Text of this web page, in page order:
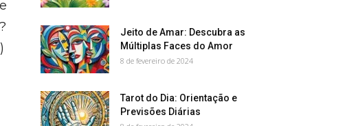
Jeito de Amar: Descubra as
Múltiplas Faces do Amor
8 de fevereiro de 2024
Tarot do Dia: Orientação e
Previsões Diárias